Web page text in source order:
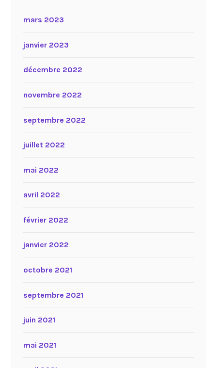
mars 2023
janvier 2023
décembre 2022
novembre 2022
septembre 2022
juillet 2022
mai 2022
avril 2022
février 2022
janvier 2022
octobre 2021
septembre 2021
juin 2021
mai 2021